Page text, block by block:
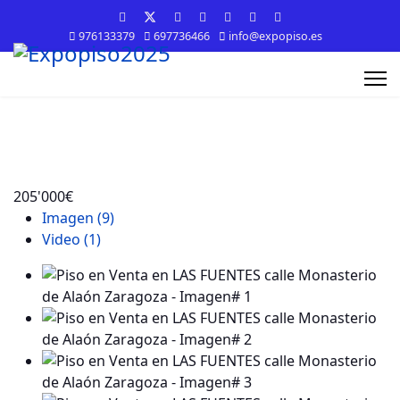
976133379 697736466 info@expopiso.es
205'000€
Imagen (9)
Video (1)